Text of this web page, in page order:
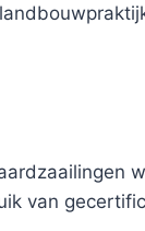
van